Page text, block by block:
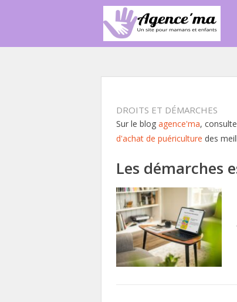
DROITS ET DÉMARCHES
Sur le blog agence'ma,
d'achat de puériculture des
Les démarches